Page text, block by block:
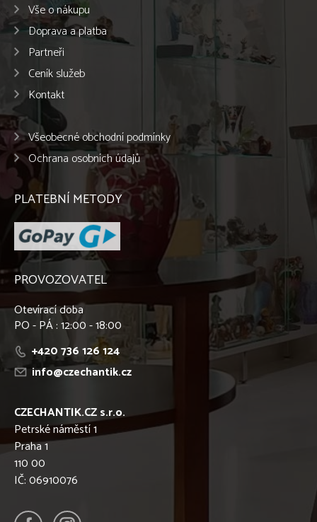
Vše o nákupu
Doprava a platba
Partneři
Ceník služeb
Kontakt
Všeobecné obchodní podmínky
Ochrana osobních údajů
PLATEBNÍ METODY
PROVOZOVATEL
Otevírací doba
PO - PÁ : 12:00 - 18:00
+420 736 126 124
info@czechantik.cz
CZECHANTIK.CZ s.r.o.
Petrské náměstí 1
Praha 1
110 00
IČ: 06910076